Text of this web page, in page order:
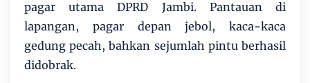
pagar utama DPRD Jambi. Pantauan di
lapangan, pagar depan jebol, kaca-kaca
gedung pecah, bahkan sejumlah pintu berhasil
didobrak.